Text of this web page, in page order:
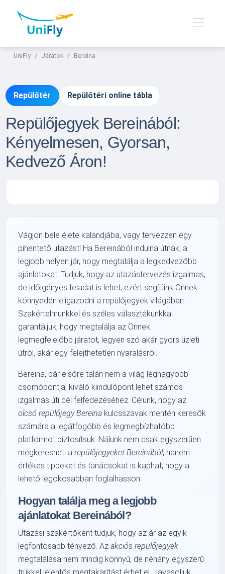
UniFly Járatok Bereina
Repülőtér Repülőtéri online tábla
Repülőjegyek Bereinából:
Kényelmesen, Gyorsan,
Kedvező Áron!
Vágjon bele élete kalandjába, vagy tervezzen egy
pihentető utazást! Ha Bereinából indulna útnak, a
legjobb helyen jár, hogy megtalálja a legkedvezőbb
ajánlatokat. Tudjuk, hogy az utazástervezés izgalmas,
de időigényes feladat is lehet, ezért segítünk Önnek
könnyedén eligazodni a repülőjegyek világában.
Szakértelmünkkel és széles választékunkkal
garantáljuk, hogy megtalálja az Önnek
legmegfelelőbb járatot, legyen szó akár gyors üzleti
útról, akár egy felejthetetlen nyaralásról.
Bereina, bár elsőre talán nem a világ legnagyobb
csomópontja, kiváló kiindulópont lehet számos
izgalmas úti cél felfedezéséhez. Célunk, hogy az
olcsó repülőjegy Bereina kulcsszavak mentén keresők
számára a legátfogóbb és legmegbízhatóbb
platformot biztosítsuk. Nálunk nem csak egyszerűen
megkeresheti arepülőjegyeket Bereinából, hanem
értékes tippeket és tanácsokat is kaphat, hogy a
lehető legokosabban foglalhasson.
Hogyan találja meg a legjobb
ajánlatokat Bereinából?
Utazási szakértőként tudjuk, hogy az ár az egyik
legfontosabb tényező. Azakciós repülőjegyek
megtalálása nem mindig könnyű, de néhány egyszerű
trükkel jelentős megtakarítást érhet el. Javasoljuk,